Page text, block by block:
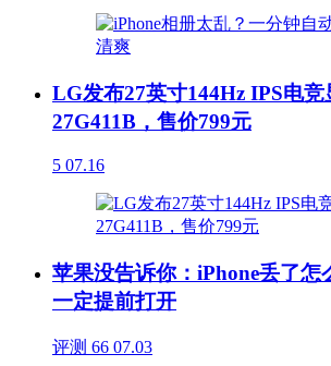
LG发布27英寸144Hz IPS电竞
27G411B，售价799元
5 07.16
苹果没告诉你：iPhone丢了怎
一定提前打开
评测 66 07.03